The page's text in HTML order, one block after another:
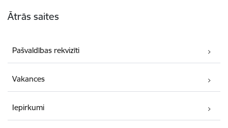
Ātrās saites
Pašvaldības rekvizīti
Vakances
Iepirkumi